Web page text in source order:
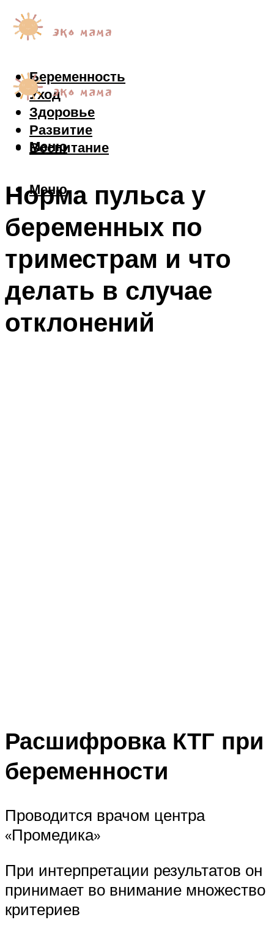
Беременность
Уход
Здоровье
Развитие
Воспитание
Меню
Меню
Норма пульса у
беременных по
триместрам и что
делать в случае
отклонений
Расшифровка КТГ при
беременности
Проводится врачом центра
«Промедика»
При интерпретации результатов он
принимает во внимание множество
критериев